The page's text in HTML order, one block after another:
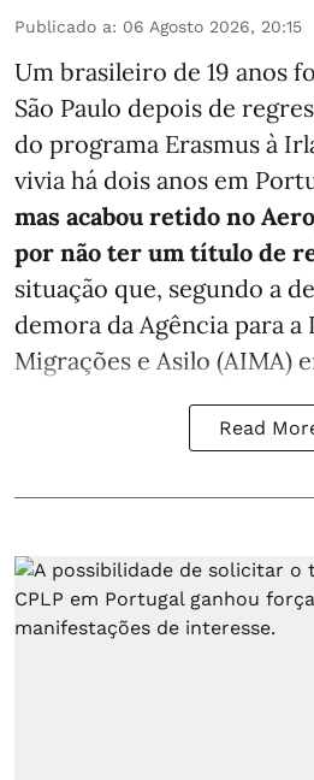
Publicado a: 06 Agosto 2026, 20:15
Um brasileiro de 19 anos
São Paulo depois de
do programa Erasmus à
vivia há dois anos em
mas acabou retido no
por não ter um título de
situação que, segundo a
demora da Agência para a
Migrações e Asilo (AIMA)
Read